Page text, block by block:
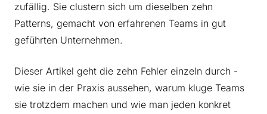
zufällig. Sie clustern sich um dieselben zehn
Patterns, gemacht von erfahrenen Teams in gut
geführten Unternehmen.
Dieser Artikel geht die zehn Fehler einzeln durch -
wie sie in der Praxis aussehen, warum kluge Teams
sie trotzdem machen und wie man jeden konkret